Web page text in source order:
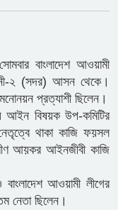
বাংলাদেশ আওয়ামী
২ (সদর) আসন থেকে।
প্রত্যাশী ছিলেন।
আইন বিষয়ক উপ-কমিটির
থাকা কাজি ফয়সল
আয়কর আইনজীবী কাজি
আওয়ামী লীগের
নেতা ছিলেন।